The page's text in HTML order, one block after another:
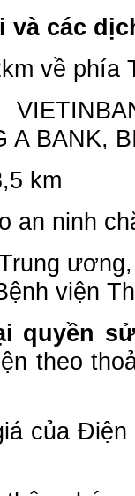
và các
về phía
A BANK,
km
an ninh
viện
quyền
theo
của